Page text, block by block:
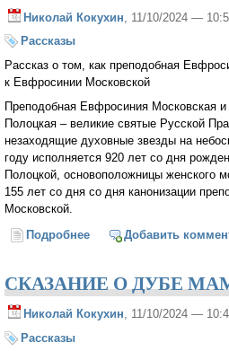
Николай Кокухин , 11/10/2024 —
Рассказы
Рассказ о том, как преподобная
к Евфросинии Московской
Преподобная Евфросиния Московская
Полоцкая – великие святые Русской
незаходящие духовные звезды на
году исполняется 920 лет со дня
Полоцкой, основоположницы женского
155 лет со дня со дня канонизации
Московской.
Подробнее о Они приглашают нас
Добавить
СКАЗАНИЕ О ДУБЕ
Николай Кокухин, 11/10/2024 —
Рассказы